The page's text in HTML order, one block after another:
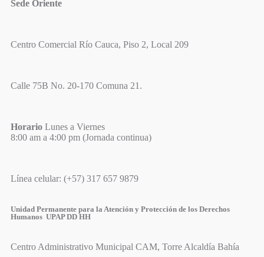
Sede Oriente
Centro Comercial Río Cauca, Piso 2, Local 209
Calle 75B No. 20-170 Comuna 21.
Horario Lunes a Viernes
8:00 am a 4:00 pm (Jornada continua)
Línea celular: (+57) 317 657 9879
Unidad Permanente para la Atención y Protección de los Derechos
Humanos UPAP DD HH
Centro Administrativo Municipal CAM, Torre Alcaldía Bahía